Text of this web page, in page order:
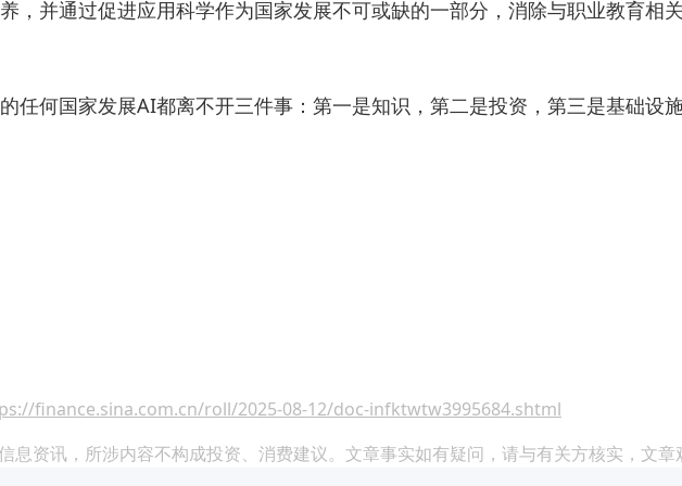
，并通过促进应用科学作为国家发展不可或缺的一部分，消除与职业教育相关
任何国家发展AI都离不开三件事：第一是知识，第二是投资，第三是基础
finance.sina.com.cn/roll/2025-08-12/doc-infktwtw3995684.shtml
息资讯，所涉内容不构成投资、消费建议。文章事实如有疑问，请与有关方核实，文章